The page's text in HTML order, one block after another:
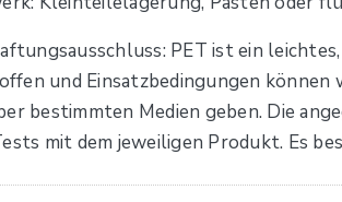
PET ist ein
und Einsatzbedingungen
bestimmten Medien geben. Die
mit dem jeweiligen Produkt. Es